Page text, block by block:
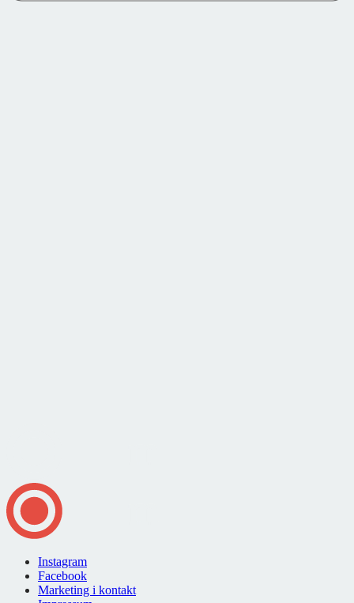
Instagram
Facebook
Marketing i kontakt